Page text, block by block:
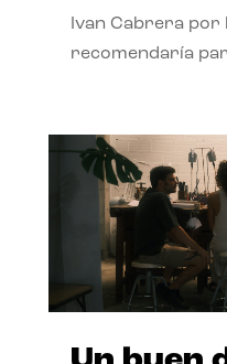
Ivan Cabrera por
recomendaría